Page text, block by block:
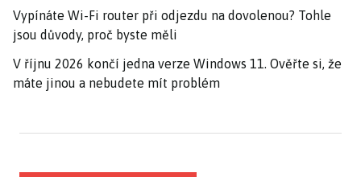
Vypínáte Wi-Fi router při odjezdu na dovolenou? Tohle
jsou důvody, proč byste měli
V říjnu 2026 končí jedna verze Windows 11. Ověřte si, že
máte jinou a nebudete mít problém